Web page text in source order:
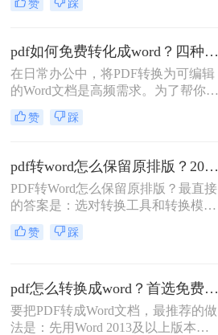
的那一种。
篡改，但编辑修改较为困难，而Word
为了帮你快速选出最适合自己的转换
方式，下表汇总了四种主流免费方法
的核心差异：
赞 踩
pdf如何免费转化成word？四种方法对比与实操指南（附详细表格）
在日常办公中，将PDF转换为可编辑
的Word文档是高频需求。为了帮你快
速选出最适合自己的方案，下表汇总
了四种主流免费方法的核心差异：
赞 踩
pdf转word怎么保留原排版？2026最新实测，这5种方法从免费到专业全搞定！
PDF转Word怎么保留原排版？最直接
的答案是：选对转换工具和转换模式
——可编辑PDF优先用Word直接打开
或专业转换软件的“排版优先”模式，
排版错乱、表格移位、字体变样等问
题的核心原则。
赞 踩
pdf怎么转换成word？首选免费工具，复杂文件再上专业软件！
要把PDF转成Word文档，最推荐的做
法是：先用Word 2013及以上版本直